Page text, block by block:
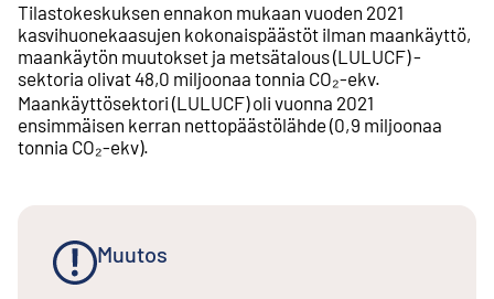
Tilastokeskuksen ennakon mukaan vuoden 2021
kasvihuonekaasujen kokonaispäästöt ilman maankäyttö,
maankäytön muutokset ja metsätalous (LULUCF) -
sektoria olivat 48,0 miljoonaa tonnia CO₂-ekv.
Maankäyttösektori (LULUCF) oli vuonna 2021
ensimmäisen kerran nettopäästölähde (0,9 miljoonaa
tonnia CO₂-ekv).
Muutos